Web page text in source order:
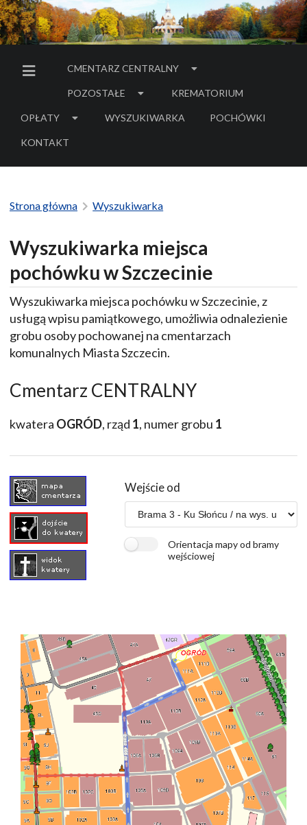
MENU BOCZNE
CMENTARZ CENTRALNY
POZOSTAŁE KREMATORIUM
OPŁATY WYSZUKIWARKA POCHÓWKI
- LINK DO SERWISU
KONTAKT
Strona główna Wyszukiwarka
Wyszukiwarka miejsca
pochówku w Szczecinie
Wyszukiwarka miejsca pochówku w Szczecinie, z
usługą wpisu pamiątkowego, umożliwia odnalezienie
grobu osoby pochowanej na cmentarzach
komunalnych Miasta Szczecin.
Cmentarz CENTRALNY
kwatera OGRÓD, rząd 1, numer grobu 1
Wejście od
Orientacja mapy od bramy
wejściowej